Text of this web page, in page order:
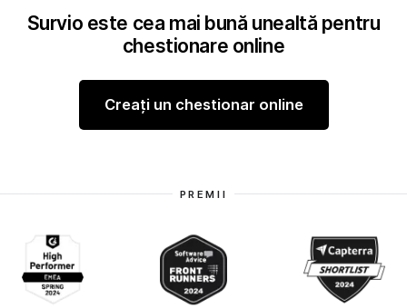
Survio este cea mai bună unealtă pentru
chestionare online
Creați un chestionar online
PREMII